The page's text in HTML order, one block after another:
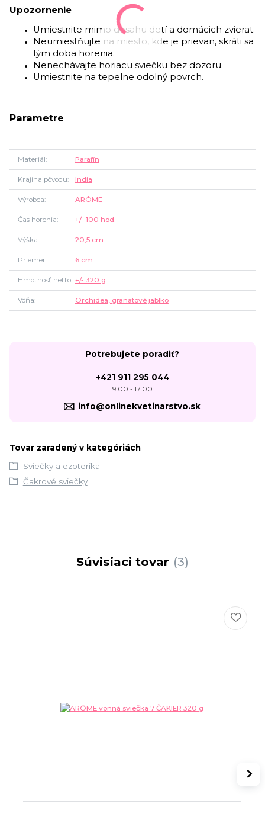
Upozornenie
Umiestnite mimo dosahu detí a domácich zvierat.
Neumiestňujte na miesto, kde je prievan, skráti sa
tým doba horenia.
Nenechávajte horiacu sviečku bez dozoru.
Umiestnite na tepelne odolný povrch.
Parametre
Materiál Parafín
Krajina pôvodu India
Výrobca ARÔME
Čas horenia +/- 100 hod.
Výška 20,5 cm
Priemer 6 cm
Hmotnosť netto +/- 320 g
Vôňa Orchidea, granátové jablko
Potrebujete poradiť?
+421 911 295 044
9:00 - 17:00
info@onlinekvetinarstvo.sk
Tovar zaradený v kategóriách
Sviečky a ezoterika
Čakrové sviečky
Súvisiaci tovar 3